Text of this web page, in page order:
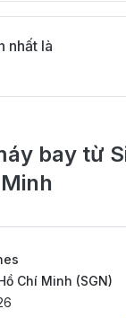
nhất là
bay từ
Chí Minh (SGN)